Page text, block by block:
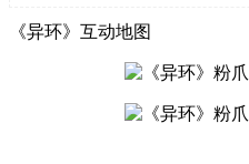
《异环》互动地图